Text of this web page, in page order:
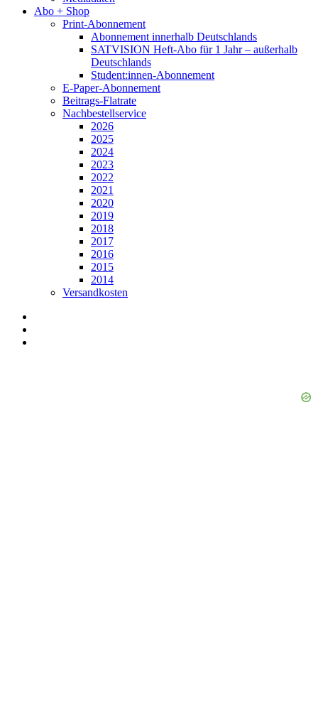
Abo + Shop
Print-Abonnement
Abonnement innerhalb Deutschlands
SATVISION Heft-Abo für 1 Jahr – außerhalb
Deutschlands
Student:innen-Abonnement
E-Paper-Abonnement
Beitrags-Flatrate
Nachbestellservice
2026
2025
2024
2023
2022
2021
2020
2019
2018
2017
2016
2015
2014
Versandkosten